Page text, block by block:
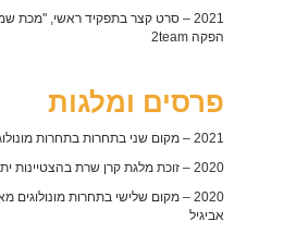
2021 – סרט קצר בתפקיד ראשי, "מכת
הפקה 2team
פרסים ומלגות
2021 – מקום שני בתחרות בתחרות מונולוגים "זוגיות אחת/מיניות שונה"
2020 – זוכת מלגת קרן שרת בהצטיינות יתרה, מקום ראשון בארץ
2020 – מקום שלישי בתחרות
אביגיל